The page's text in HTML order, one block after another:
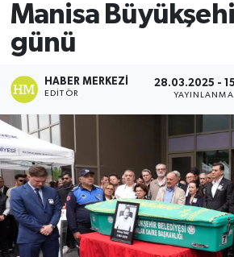
Manisa
günü
HABER MERKEZI
EDITÖR
28.03.2025 -
YAYINLANMA